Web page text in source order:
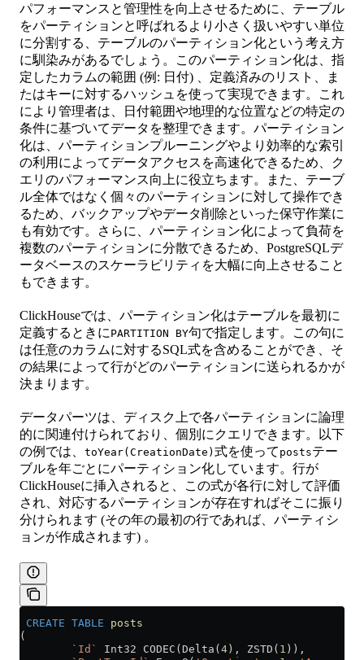
パフォーマンスと管理性を向上させるために、テーブル
をパーティションと呼ばれるより小さく扱いやすい単位
に分割する、テーブルのパーティション化という考え方
に馴染みがあるでしょう。このパーティション化は、指
定したカラムの範囲 (例: 日付) 、定義済みのリスト、ま
たはキーに対するハッシュを使って実現できます。これ
により管理者は、日付範囲や地理的な位置などの特定の
条件に基づいてデータを整理できます。パーティション
化は、パーティションプルーニングやより効率的な索引
の利用によってデータアクセスを高速化できるため、ク
エリのパフォーマンス向上に役立ちます。また、テーブ
ル全体ではなく個々のパーティションに対して操作でき
るため、バックアップやデータ削除といった保守作業に
も有効です。さらに、パーティション化によって負荷を
複数のパーティションに分散できるため、PostgreSQLデ
ータベースのスケーラビリティを大幅に向上させること
もできます。
ClickHouseでは、パーティション化はテーブルを最初に
定義するときにPARTITION BY句で指定します。この句に
は任意のカラムに対するSQL式を含めることができ、そ
の結果によって行がどのパーティションに送られるかが
決まります。
データパーツは、ディスク上で各パーティションに論理
的に関連付けられており、個別にクエリできます。以下
の例では、 toYear(CreationDate) 式を使って postsテー
ブルを年ごとにパーティション化しています。行が
ClickHouseに挿入されると、この式が各行に対して評価
され、対応するパーティションが存在すればそこに振り
分けられます (その年の最初の行であれば、パーティシ
ョンが作成されます) 。
CREATE TABLE posts
(
        `Id`
Int32 CODEC(Delta( 4 ), ZSTD( 1 )),